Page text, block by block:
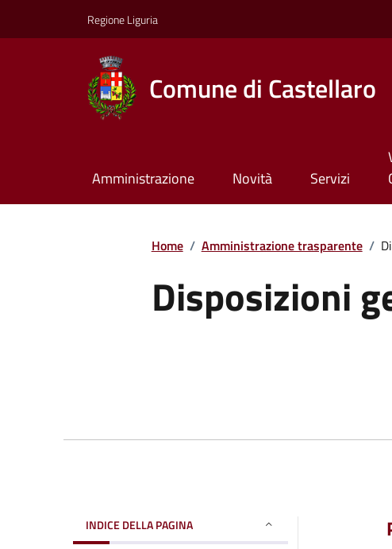
Regione Liguria
Comune di Castellaro
Amministrazione Novità Servizi
Home / Amministrazione trasparente /
Disposizioni
INDICE DELLA PAGINA